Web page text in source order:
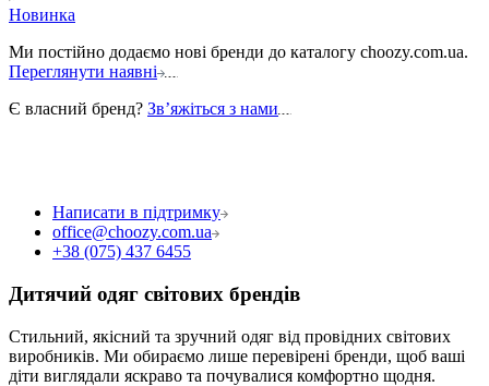
Новинка
Ми постійно додаємо нові бренди до каталогу choozy.com.ua.
Переглянути наявні
Є власний бренд? Звʼяжіться з нами
Написати в підтримку
office@choozy.com.ua
+38 (075) 437 6455
Дитячий одяг світових брендів
Стильний, якісний та зручний одяг від провідних світових
виробників. Ми обираємо лише перевірені бренди, щоб ваші
діти виглядали яскраво та почувалися комфортно щодня.